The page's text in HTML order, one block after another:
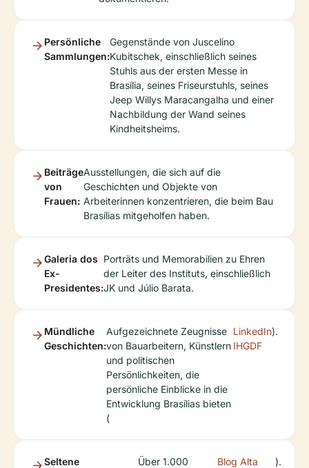
Persönliche
Sammlungen:
Gegenstände von Juscelino
Kubitschek, einschließlich seines
Stuhls aus der ersten Messe in
Brasília, seines Friseurstuhls, seines
Jeep Willys Maracangalha und einer
Nachbildung der Wand seines
Kindheitsheims.
Beiträge
von
Frauen:
Ausstellungen, die sich auf die
Geschichten und Objekte von
Arbeiterinnen konzentrieren, die beim Bau
Brasílias mitgeholfen haben.
Galeria dos
Ex-
Presidentes:
Porträts und Memorabilien zu Ehren
der Leiter des Instituts, einschließlich
JK und Júlio Barata.
Mündliche
Geschichten:
Aufgezeichnete Zeugnisse
von Bauarbeitern, Künstlern
und politischen
Persönlichkeiten, die
persönliche Einblicke in die
Entwicklung Brasílias bieten
(
LinkedIn
IHGDF
).
Seltene
Über 1.000
Blog Alta
).